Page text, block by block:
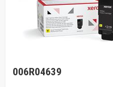
006R04639